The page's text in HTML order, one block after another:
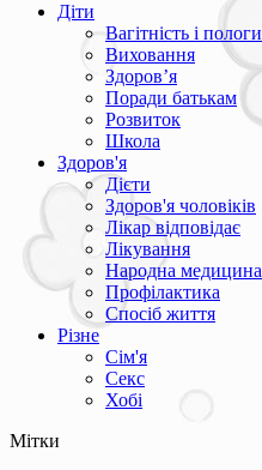
Діти
Вагітність і пологи
Виховання
Здоров’я
Поради батькам
Розвиток
Школа
Здоров'я
Дієти
Здоров'я чоловіків
Лікар відповідає
Лікування
Народна медицина
Профілактика
Спосіб життя
Різне
Сім'я
Секс
Хобі
Мітки